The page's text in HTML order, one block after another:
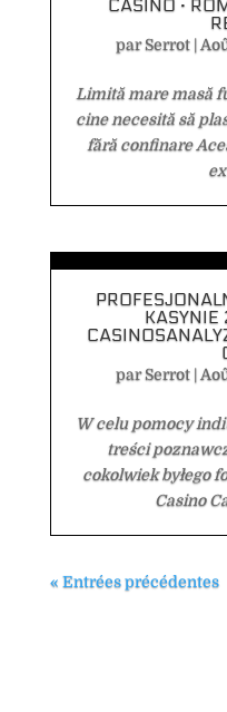
CASINO ·
parSerrot|
Limită mare masă
cine necesită să
fără confinare
KASYNIE
parSerrot|
W celu pomocy
treści
cokolwiek byłego
Casino
« Entrées précédentes